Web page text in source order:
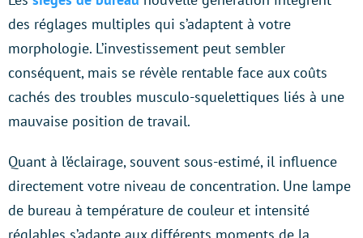
des réglages multiples qui s’adaptent à votre
morphologie. L’investissement peut sembler
conséquent, mais se révèle rentable face aux coûts
cachés des troubles musculo-squelettiques liés à une
mauvaise position de travail.
Quant à l’éclairage, souvent sous-estimé, il influence
directement votre niveau de concentration. Une lampe
de bureau à température de couleur et intensité
réglables s’adapte aux différents moments de la